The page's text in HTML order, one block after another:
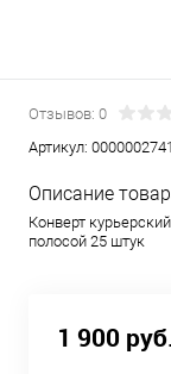
Отзывов: 0
Артикул:
Описание
Конверт
полосой 25 штук
1 900